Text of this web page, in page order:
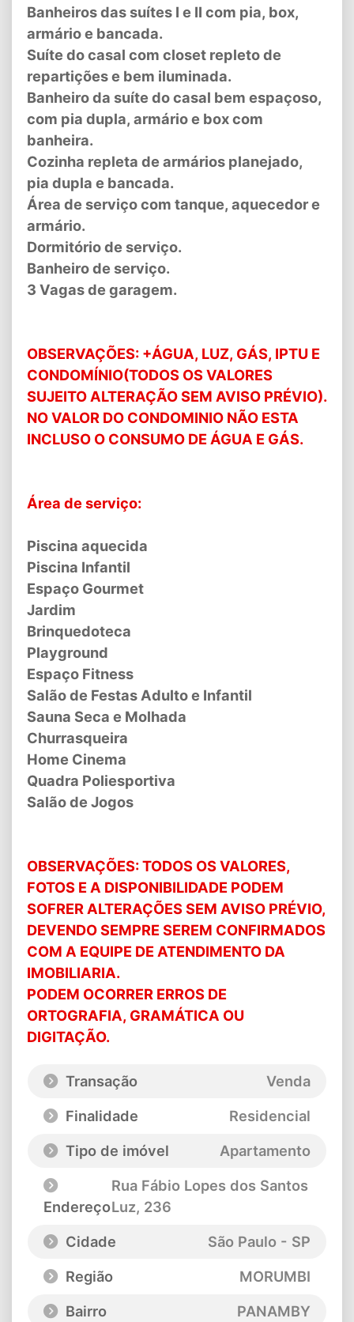
Banheiros das suítes I e II com pia, box,
armário e bancada.
Suíte do casal com closet repleto de
repartições e bem iluminada.
Banheiro da suíte do casal bem espaçoso,
com pia dupla, armário e box com
banheira.
Cozinha repleta de armários planejado,
pia dupla e bancada.
Área de serviço com tanque, aquecedor e
armário.
Dormitório de serviço.
Banheiro de serviço.
3 Vagas de garagem.
OBSERVAÇÕES: +ÁGUA, LUZ, GÁS, IPTU E
CONDOMÍNIO(TODOS OS VALORES
SUJEITO ALTERAÇÃO SEM AVISO PRÉVIO).
NO VALOR DO CONDOMINIO NÃO ESTA
INCLUSO O CONSUMO DE ÁGUA E GÁS.
Área de serviço:
Piscina aquecida
Piscina Infantil
Espaço Gourmet
Jardim
Brinquedoteca
Playground
Espaço Fitness
Salão de Festas Adulto e Infantil
Sauna Seca e Molhada
Churrasqueira
Home Cinema
Quadra Poliesportiva
Salão de Jogos
OBSERVAÇÕES: TODOS OS VALORES,
FOTOS E A DISPONIBILIDADE PODEM
SOFRER ALTERAÇÕES SEM AVISO PRÉVIO,
DEVENDO SEMPRE SEREM CONFIRMADOS
COM A EQUIPE DE ATENDIMENTO DA
IMOBILIARIA.
PODEM OCORRER ERROS DE
ORTOGRAFIA, GRAMÁTICA OU
DIGITAÇÃO.
Transação
Venda
Finalidade
Residencial
Tipo de imóvel
Apartamento
Endereço
Rua Fábio Lopes dos Santos
Luz, 236
Cidade
São Paulo - SP
Região
MORUMBI
Bairro
PANAMBY